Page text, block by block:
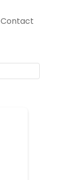
Contact